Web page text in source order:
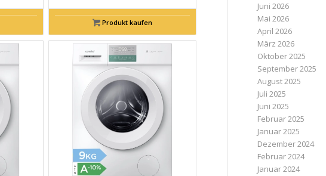
Produkt kaufen
Juni 2026
Mai 2026
April 2026
März 2026
Oktober 2025
September 2025
August 2025
Juli 2025
Juni 2025
Februar 2025
Januar 2025
Dezember 2024
Februar 2024
Januar 2024